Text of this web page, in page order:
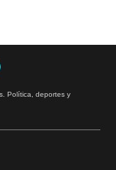
Política, deportes y